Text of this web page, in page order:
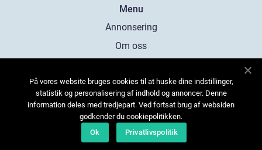
Menu
Annonsering
Om oss
Kontakta oss
Sitemap
På vores website bruges cookies til at huske dine indstillinger,
statistik og personalisering af indhold og annoncer. Denne
information deles med tredjepart. Ved fortsat brug af websiden
godkender du cookiepolitikken.
Ok
Privatlivspolitik